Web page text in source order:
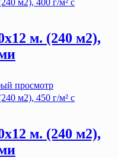
м. (240 м2),
просмотр
м. (240 м2),